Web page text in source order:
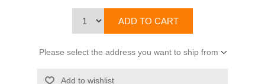
Please select the address you want to ship from